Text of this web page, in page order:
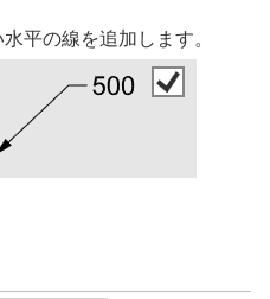
平の線を追加します。